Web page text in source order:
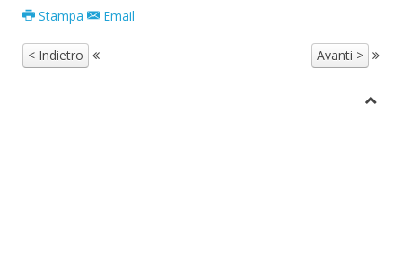
Stampa Email
< Indietro Avanti >